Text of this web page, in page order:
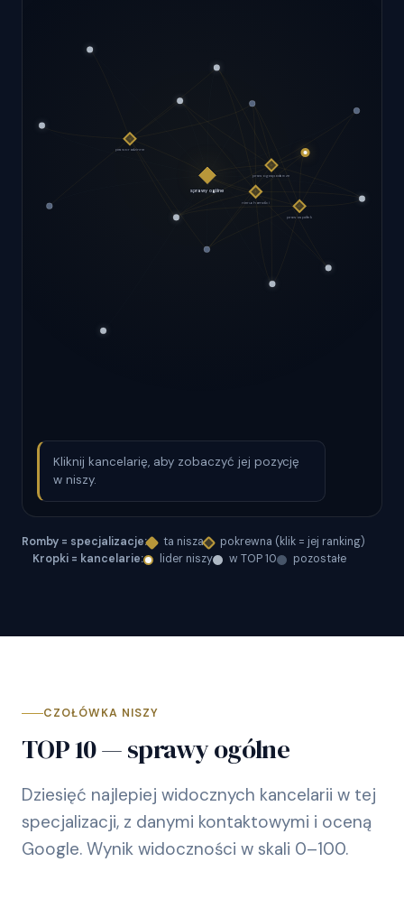
Kliknij kancelarię, aby zobaczyć jej pozycję
w niszy.
Romby = specjalizacje: ta nisza
pokrewna (klik = jej ranking)
Kropki = kancelarie:
lider niszy w TOP 10 pozostałe
CZOŁÓWKA NISZY
TOP 10 — sprawy ogólne
Dziesięć najlepiej widocznych kancelarii w tej
specjalizacji, z danymi kontaktowymi i oceną
Google. Wynik widoczności w skali 0–100.